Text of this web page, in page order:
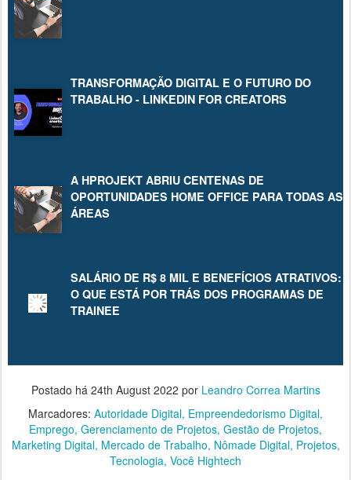
TRANSFORMAÇÃO DIGITAL E O FUTURO DO
TRABALHO - LINKEDIN FOR CREATORS
A HPROJEKT ABRIU CENTENAS DE
OPORTUNIDADES HOME OFFICE PARA TODAS AS
ÁREAS
SALÁRIO DE R$ 8 MIL E BENEFÍCIOS ATRATIVOS:
O QUE ESTÁ POR TRÁS DOS PROGRAMAS DE
TRAINEE
Postado há 24th August 2022 por Leandro Correa Martins
Marcadores: Autoridade Digital Empreendedorismo Digital
Emprego Gerenciamento de Projetos Gestão de Projetos
Marketing Digital Mercado de Trabalho Nômade Digital Projetos
Tecnologia Você Hightech